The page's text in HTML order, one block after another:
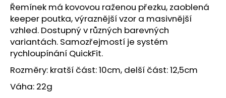
Řemínek má kovovou raženou přezku, zaoblená
keeper poutka, výraznější vzor a masivnější
vzhled. Dostupný v různých barevných
variantách. Samozřejmostí je systém
rychloupínání QuickFit.
Rozměry: kratší část: 10cm, delší část: 12,5cm
Váha: 22g
HLEDAT
D
p